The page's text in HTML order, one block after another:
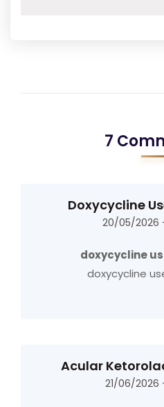
7
Doxycycline
20/05/2026
doxycycline
doxycycline
Acular
21/06/2026